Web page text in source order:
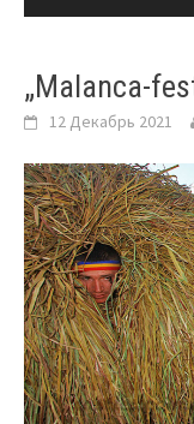
„Malanca-
12 Декабрь 2021